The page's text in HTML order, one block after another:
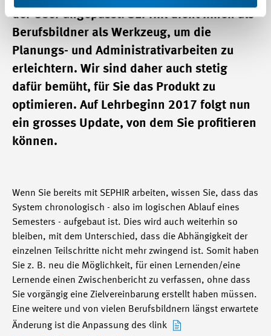
der User angepasst. SEPHIR dient Ihnen als
Berufsbildner als Werkzeug, um die
Planungs- und Administrativarbeiten zu
erleichtern. Wir sind daher auch stetig
dafür bemüht, für Sie das Produkt zu
optimieren. Auf Lehrbeginn 2017 folgt nun
ein grosses Update, von dem Sie profitieren
können.
Wenn Sie bereits mit SEPHIR arbeiten, wissen Sie, dass das
System chronologisch - also im logischen Ablauf eines
Semesters - aufgebaut ist. Dies wird auch weiterhin so
bleiben, mit dem Unterschied, dass die Abhängigkeit der
einzelnen Teilschritte nicht mehr zwingend ist. Somit haben
Sie z. B. neu die Möglichkeit, für einen Lernenden/eine
Lernende einen Zwischenbericht zu verfassen, ohne dass
Sie vorgängig eine Zielvereinbarung erstellt haben müssen.
Eine weitere und von vielen Berufsbildnern längst erwartete
Änderung ist die Anpassung des <link